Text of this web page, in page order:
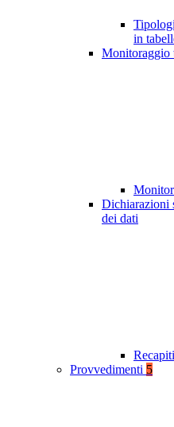
in
Monitoraggio
Dichiarazioni
dei dati
Provvedimenti 5